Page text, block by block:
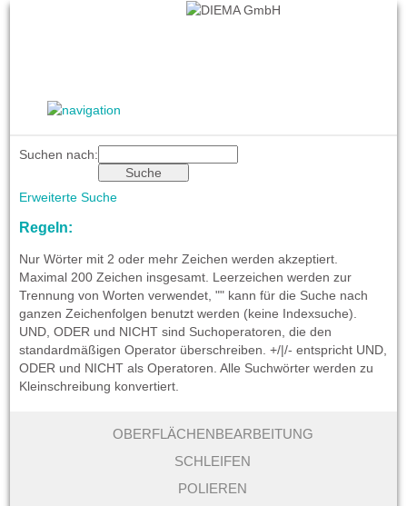
Suchen nach:
Erweiterte Suche
Regeln:
Nur Wörter mit 2 oder mehr Zeichen werden akzeptiert.
Maximal 200 Zeichen insgesamt. Leerzeichen werden zur
Trennung von Worten verwendet, "" kann für die Suche nach
ganzen Zeichenfolgen benutzt werden (keine Indexsuche).
UND, ODER und NICHT sind Suchoperatoren, die den
standardmäßigen Operator überschreiben. +/|/- entspricht UND,
ODER und NICHT als Operatoren. Alle Suchwörter werden zu
Kleinschreibung konvertiert.
OBERFLÄCHENBEARBEITUNG
SCHLEIFEN
POLIEREN